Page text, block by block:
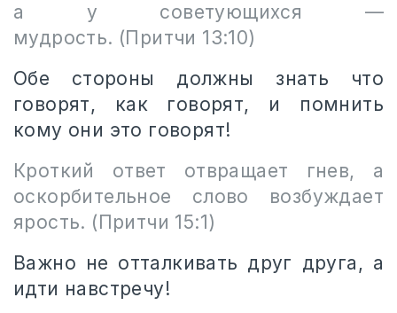
а у советующихся —
мудрость. (Притчи 13:10)
Обе стороны должны знать что
говорят, как говорят, и помнить
кому они это говорят!
Кроткий ответ отвращает гнев, а
оскорбительное слово возбуждает
ярость. (Притчи 15:1)
Важно не отталкивать друг друга, а
идти навстречу!